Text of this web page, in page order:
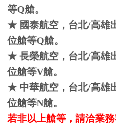
等Q艙。
★ 國泰航空，台北/高雄
位艙等Q艙。
★ 長榮航空，台北/高雄
位艙等V艙。
★ 中華航空，台北/高雄
位艙等N艙。
若非以上艙等，請洽業務